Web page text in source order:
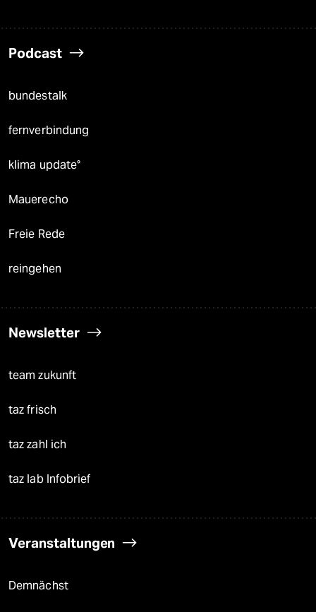
Podcast
bundestalk
fernverbindung
klima update°
Mauerecho
Freie Rede
reingehen
Newsletter
team zukunft
taz frisch
taz zahl ich
taz lab Infobrief
Veranstaltungen
Demnächst